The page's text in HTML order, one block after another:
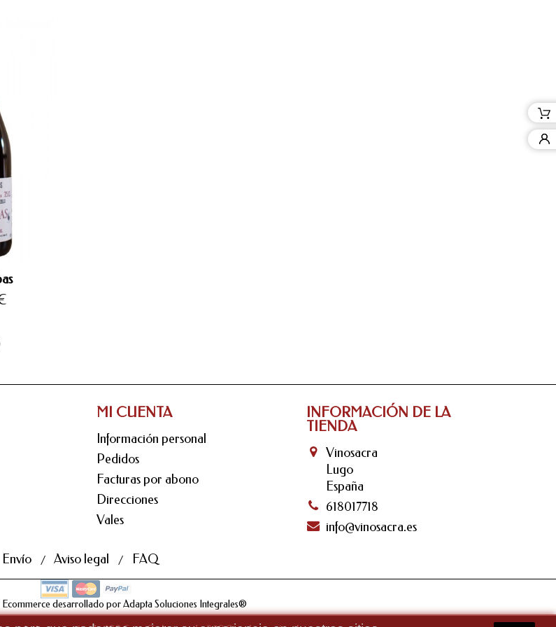
INFORMACIÓN DE LA
TIENDA
Vinosacra
Lugo
España
618017718
info@vinosacra.es
MI CUENTA
Información personal
Pedidos
Facturas por abono
Direcciones
Vales
Envío Aviso legal FAQ
desarrollado por Adapta Soluciones Integrales®